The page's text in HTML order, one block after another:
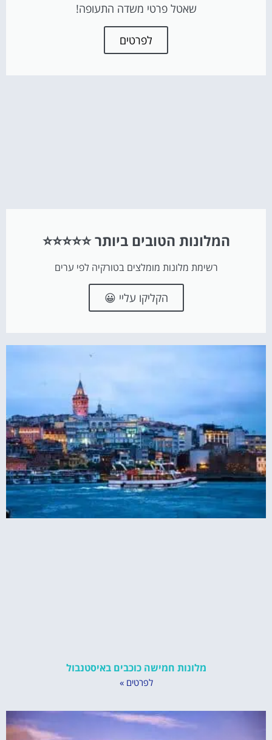
שאטל פרטי משדה התעופה!
לפרטים
המלונות הטובים ביותר ⭐⭐⭐⭐⭐
רשימת מלונות מומלצים בטורקיה לפי ערים
הקליקו עליי 😀
מלונות חמישה כוכבים באיסטנבול
לפרטים »